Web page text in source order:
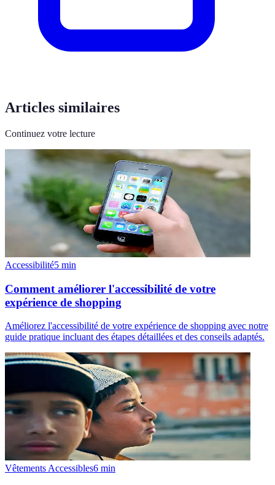
Articles similaires
Continuez votre lecture
Accessibilité5 min
Comment améliorer l'accessibilité de votre
expérience de shopping
Améliorez l'accessibilité de votre expérience de shopping avec notre
guide pratique incluant des étapes détaillées et des conseils adaptés.
Vêtements Accessibles6 min